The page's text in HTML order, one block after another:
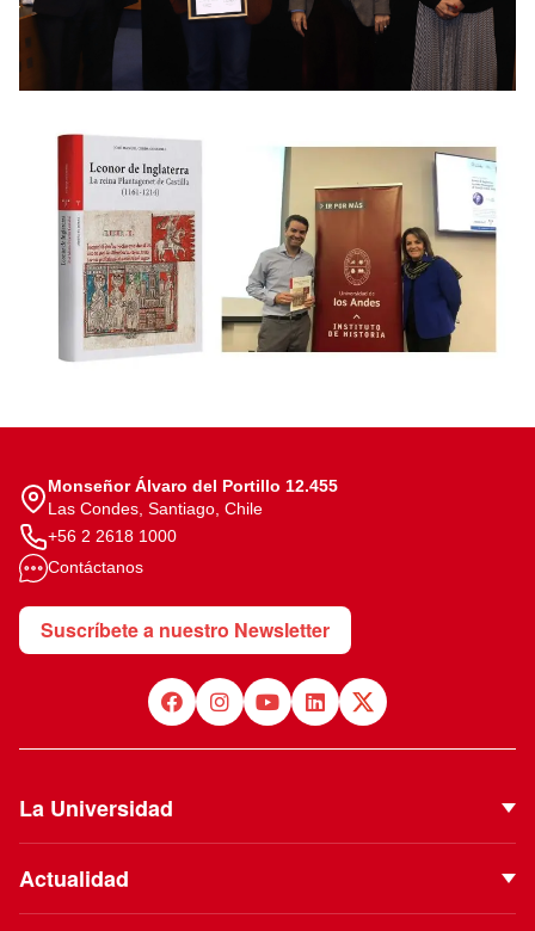
Monseñor Álvaro del Portillo 12.455
Las Condes, Santiago, Chile
+56 2 2618 1000
Contáctanos
Suscríbete a nuestro Newsletter
La Universidad
Actualidad